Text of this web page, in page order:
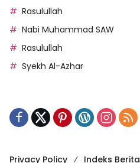
Rasulullah
Nabi Muhammad SAW
Rasulullah
Syekh Al-Azhar
Privacy Policy Indeks Berita